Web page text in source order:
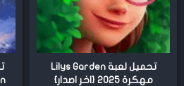
تحميل لعبة Lilys Garden
مهكرة 2025 {اخر اصدار}